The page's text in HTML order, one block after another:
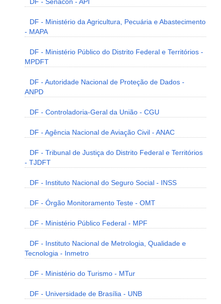
DF - Senacon - API
DF - Ministério da Agricultura, Pecuária e Abastecimento
- MAPA
DF - Ministério Público do Distrito Federal e Territórios -
MPDFT
DF - Autoridade Nacional de Proteção de Dados -
ANPD
DF - Controladoria-Geral da União - CGU
DF - Agência Nacional de Aviação Civil - ANAC
DF - Tribunal de Justiça do Distrito Federal e Territórios
- TJDFT
DF - Instituto Nacional do Seguro Social - INSS
DF - Órgão Monitoramento Teste - OMT
DF - Ministério Público Federal - MPF
DF - Instituto Nacional de Metrologia, Qualidade e
Tecnologia - Inmetro
DF - Ministério do Turismo - MTur
DF - Universidade de Brasília - UNB